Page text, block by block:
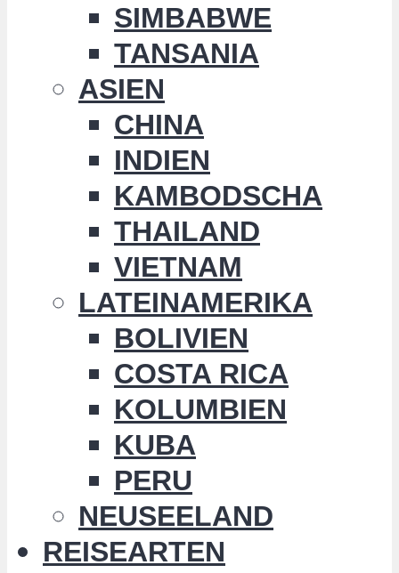
SIMBABWE
TANSANIA
ASIEN
CHINA
INDIEN
KAMBODSCHA
THAILAND
VIETNAM
LATEINAMERIKA
BOLIVIEN
COSTA RICA
KOLUMBIEN
KUBA
PERU
NEUSEELAND
REISEARTEN